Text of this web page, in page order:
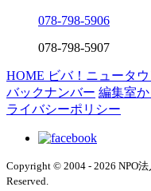
078-798-5906
078-798-5907
HOME ビバ！ニュータ
バックナンバー 編集室
ライバシーポリシー
Copyright © 2004 - 2026 NPO
Reserved.